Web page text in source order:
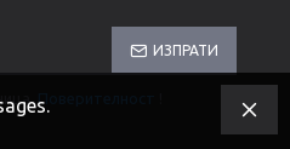
ИЗПРАТИ
Поверителност